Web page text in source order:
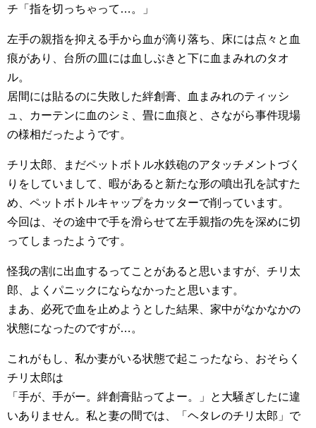
チ「指を切っちゃって…。」
左手の親指を抑える手から血が滴り落ち、床には点々と血
痕があり、台所の皿には血しぶきと下に血まみれのタオ
ル。
居間には貼るのに失敗した絆創膏、血まみれのティッシ
ュ、カーテンに血のシミ、畳に血痕と、さながら事件現場
の様相だったようです。
チリ太郎、まだペットボトル水鉄砲のアタッチメントづく
りをしていまして、暇があると新たな形の噴出孔を試すた
め、ペットボトルキャップをカッターで削っています。
今回は、その途中で手を滑らせて左手親指の先を深めに切
ってしまったようです。
怪我の割に出血するってことがあると思いますが、チリ太
郎、よくパニックにならなかったと思います。
まあ、必死で血を止めようとした結果、家中がなかなかの
状態になったのですが…。
これがもし、私か妻がいる状態で起こったなら、おそらく
チリ太郎は
「手が、手がー。絆創膏貼ってよー。」と大騒ぎしたに違
いありません。私と妻の間では、「ヘタレのチリ太郎」で